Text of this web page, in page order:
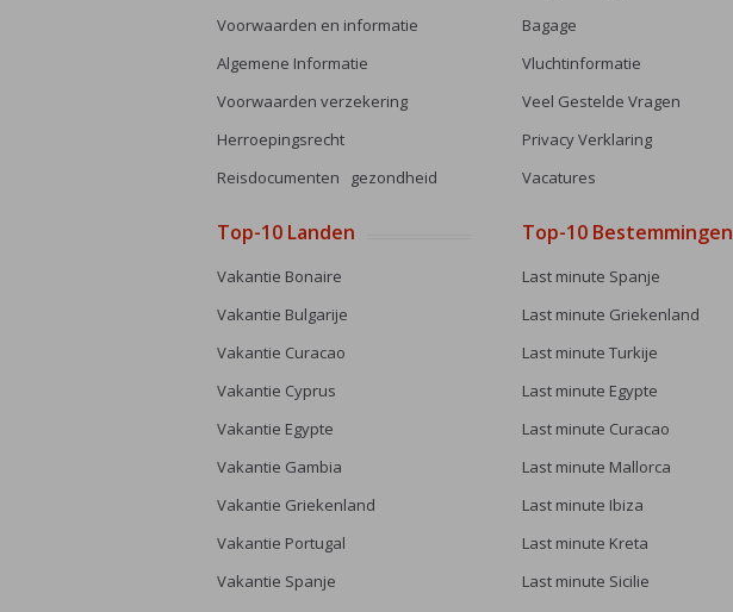
Voorwaarden en informatie
Algemene Informatie
Voorwaarden verzekering
Herroepingsrecht
Reisdocumenten gezondheid
Bagage
Vluchtinformatie
Veel Gestelde Vragen
Privacy Verklaring
Vacatures
Top-10 Landen
Vakantie Bonaire
Vakantie Bulgarije
Vakantie Curacao
Vakantie Cyprus
Vakantie Egypte
Vakantie Gambia
Vakantie Griekenland
Vakantie Portugal
Vakantie Spanje
Top-10 Bestemmingen
Last minute Spanje
Last minute Griekenland
Last minute Turkije
Last minute Egypte
Last minute Curacao
Last minute Mallorca
Last minute Ibiza
Last minute Kreta
Last minute Sicilie